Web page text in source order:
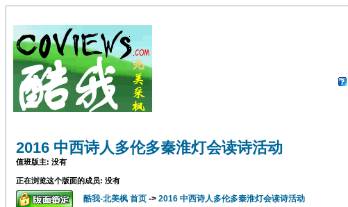
2016 中西诗人多伦多秦淮灯会读诗活动
值班版主: 没有
正在浏览这个版面的成员: 没有
酷我-北美枫 首页 -> 2016 中西诗人多伦多秦淮灯会读诗活动